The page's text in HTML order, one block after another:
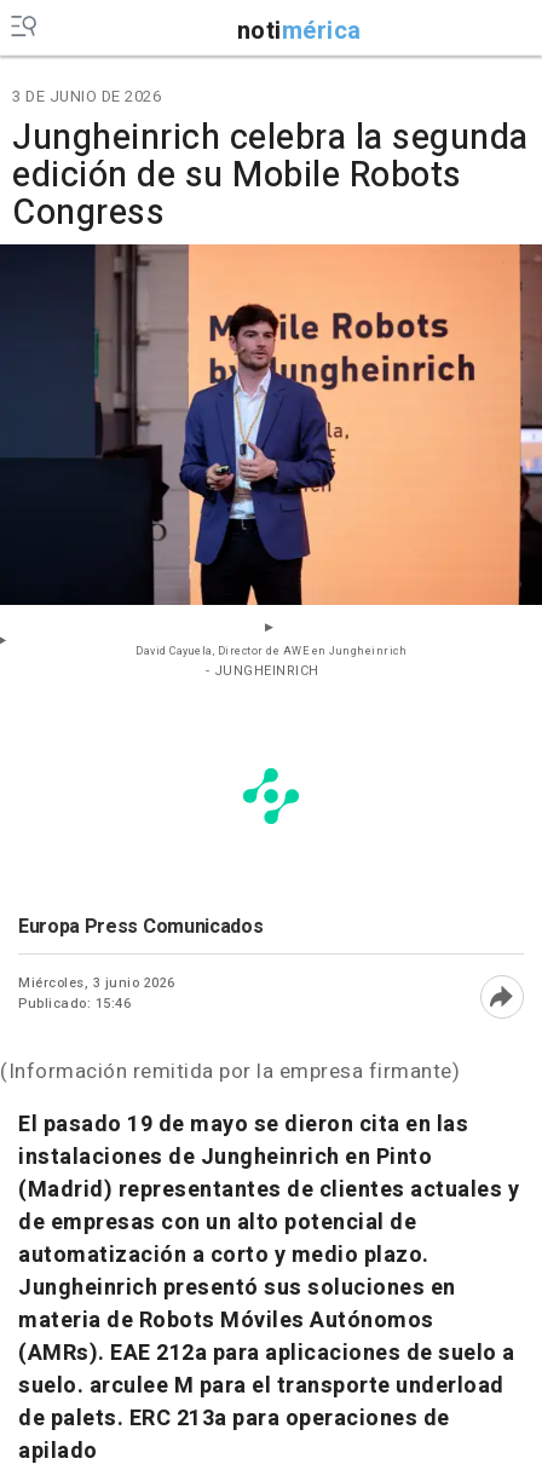
notimérica
3 DE JUNIO DE 2026
Jungheinrich celebra la segunda
edición de su Mobile Robots
Congress
David Cayuela, Director de AWE en Jungheinrich
- JUNGHEINRICH
Europa Press Comunicados
Miércoles, 3 junio 2026
Publicado: 15:46
(Información remitida por la empresa firmante)
El pasado 19 de mayo se dieron cita en las
instalaciones de Jungheinrich en Pinto
(Madrid) representantes de clientes actuales y
de empresas con un alto potencial de
automatización a corto y medio plazo.
Jungheinrich presentó sus soluciones en
materia de Robots Móviles Autónomos
(AMRs). EAE 212a para aplicaciones de suelo a
suelo. arculee M para el transporte underload
de palets. ERC 213a para operaciones de
apilado